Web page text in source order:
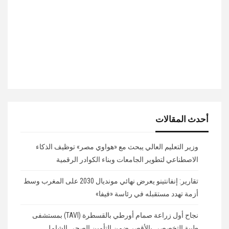
أحدث المقالات
وزير التعليم العالي يبحث مع «هواوي مصر» توظيف الذكاء
الاصطناعي لتطوير الجامعات وبناء الكوادر الرقمية
تقارير: إنفانتينو يعرض نهائي مونديال 2030 على المغرب وسط
أزمة تهدد مستقبله في رئاسة «فيفا»
نجاح أول زراعة صمام أورطي بالقسطرة (TAVI) بمستشفى